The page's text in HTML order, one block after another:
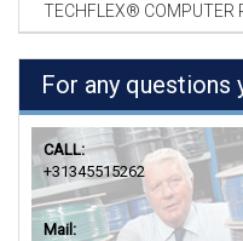
TECHFLEX® COMPUTER
For any questions
CALL:
+31345515262
Mail: